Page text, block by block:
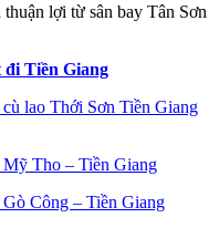
lợi từ sân bay Tân Sơn
đi Tiền Giang
lao Thới Sơn Tiền Giang
Mỹ Tho – Tiền Giang
Công – Tiền Giang